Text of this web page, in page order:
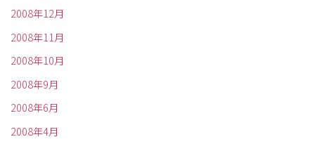
2008年12月
2008年11月
2008年10月
2008年9月
2008年6月
2008年4月